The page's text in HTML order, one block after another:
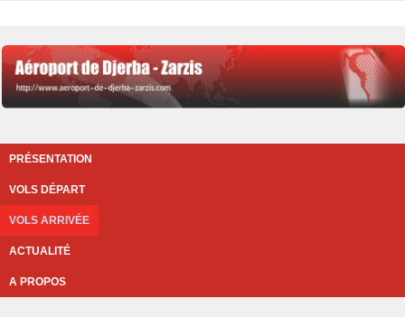
PRÉSENTATION
VOLS DÉPART
VOLS ARRIVÉE
ACTUALITÉ
A PROPOS